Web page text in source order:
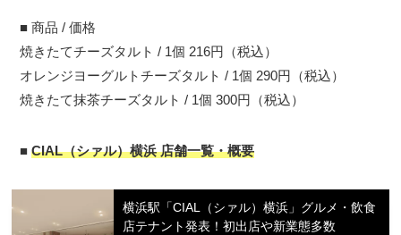
■ 商品 / 価格
焼きたてチーズタルト / 1個 216円（税込）
オレンジヨーグルトチーズタルト / 1個 290円（税込）
焼きたて抹茶チーズタルト / 1個 300円（税込）
■CIAL（シァル）横浜 店舗一覧・概要
横浜駅「CIAL（シァル）横浜」グルメ・飲食
店テナント発表！初出店や新業態多数